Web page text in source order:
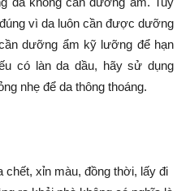
vì da luôn cần được dưỡng
dưỡng ẩm kỹ lưỡng để hạn
có làn da dầu, hãy sử dụng
nhẹ để da thông thoáng.
chết, xỉn màu, đồng thời, lấy đi